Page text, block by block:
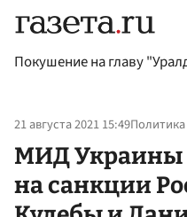
Покушение на главу
21 августа 2021 15:49Политика
МИД Украины
на санкции